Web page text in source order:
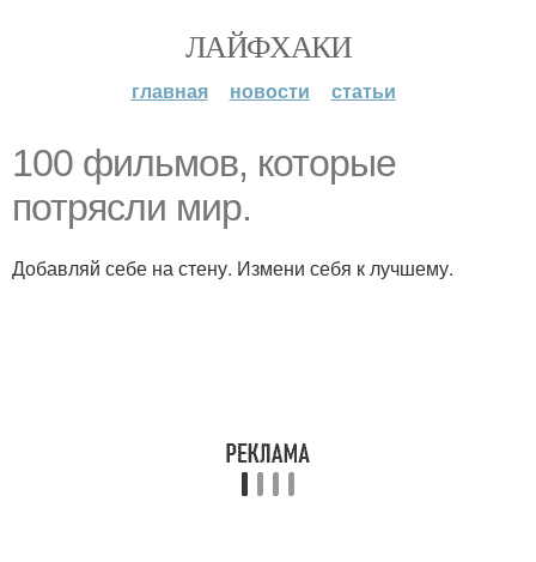
ЛАЙФХАКИ
главная новости статьи
100 фильмов, которые
потрясли мир.
Добавляй себе на стену. Измени себя к лучшему.